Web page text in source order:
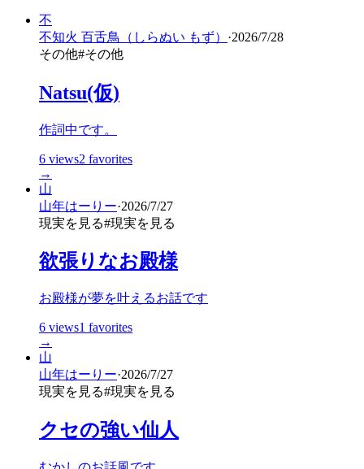
不
不知火 百舌鳥（しらぬい もず） ·2026/7/28
その他#その他
Natsu(仮)
作詞中です。
6 views2 favorites
→
山
山年はーりー·2026/7/27
現実を見る#現実を見る
欲張りなお殿様
お殿様が夢を叶えるお話です
6 views1 favorites
→
山
山年はーりー·2026/7/27
現実を見る#現実を見る
クセの強い仙人